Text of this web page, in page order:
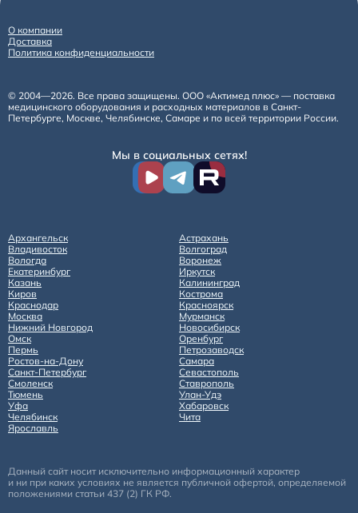
О компании
Доставка
Политика конфиденциальности
© 2004—2026. Все права защищены. ООО «Актимед плюс» — поставка
медицинского оборудования и расходных материалов в Санкт-
Петербурге, Москве, Челябинске, Самаре и по всей территории России.
Мы в социальных сетях!
Архангельск
Астрахань
Владивосток
Волгоград
Вологда
Воронеж
Екатеринбург
Иркутск
Казань
Калининград
Киров
Кострома
Краснодар
Красноярск
Москва
Мурманск
Нижний Новгород
Новосибирск
Омск
Оренбург
Пермь
Петрозаводск
Ростов-на-Дону
Самара
Санкт-Петербург
Севастополь
Смоленск
Ставрополь
Тюмень
Улан-Удэ
Уфа
Хабаровск
Челябинск
Чита
Ярославль
Данный сайт носит исключительно информационный характер
и ни при каких условиях не является публичной офертой, определяемой
положениями статьи 437 (2) ГК РФ.